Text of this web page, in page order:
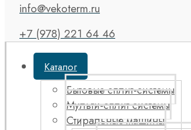
info@vekoterm.ru
+7 (978) 221 64 46
Каталог
Бытовые сплит-системы
Мульти-сплит системы
Стиральные машины